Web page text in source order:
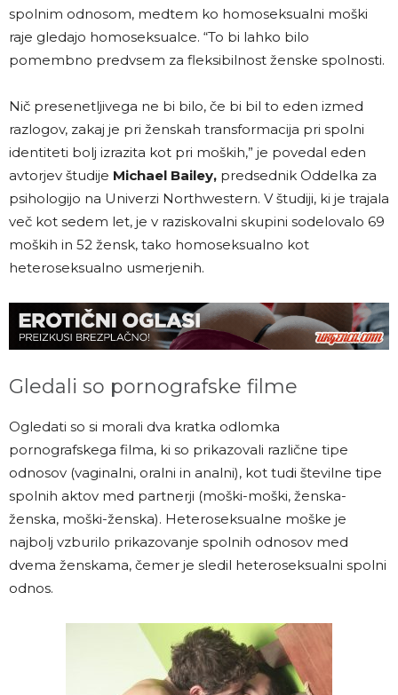
spolnim odnosom, medtem ko homoseksualni moški
raje gledajo homoseksualce. “To bi lahko bilo
pomembno predvsem za fleksibilnost ženske spolnosti.
Nič presenetljivega ne bi bilo, če bi bil to eden izmed
razlogov, zakaj je pri ženskah transformacija pri spolni
identiteti bolj izrazita kot pri moških,” je povedal eden
avtorjev študije Michael Bailey, predsednik Oddelka za
psihologijo na Univerzi Northwestern. V študiji, ki je trajala
več kot sedem let, je v raziskovalni skupini sodelovalo 69
moških in 52 žensk, tako homoseksualno kot
heteroseksualno usmerjenih.
Gledali so pornografske filme
Ogledati so si morali dva kratka odlomka
pornografskega filma, ki so prikazovali različne tipe
odnosov (vaginalni, oralni in analni), kot tudi številne tipe
spolnih aktov med partnerji (moški-moški, ženska-
ženska, moški-ženska). Heteroseksualne moške je
najbolj vzburilo prikazovanje spolnih odnosov med
dvema ženskama, čemer je sledil heteroseksualni spolni
odnos.